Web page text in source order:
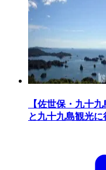
【佐世保・九十
と九十九島観光に